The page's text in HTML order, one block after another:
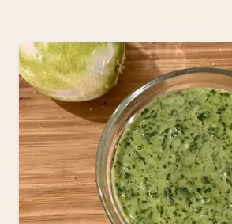
Retete din Lună: